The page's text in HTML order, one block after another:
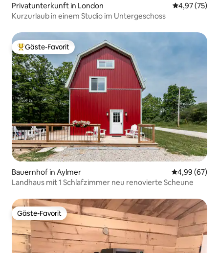
Privatunterkunft in London
4,97 (75)
Kurzurlaub in einem Studio im Untergeschoss
Beliebter Gäste-Favorit.
Gäste-Favorit
Bauernhof in Aylmer
4,99 (67)
Landhaus mit 1 Schlafzimmer neu renovierte Scheune
Gäste-Favorit
Gäste-Favorit